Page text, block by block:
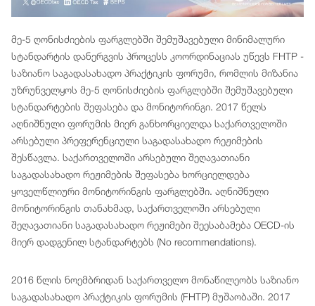
მე-5 ღონისძიების ფარგლებში შემუშავებული მინიმალური
სტანდარტის დანერგვის პროცესს კოორდინაციას უწევს FHTP -
საზიანო საგადასახადო პრაქტიკის ფორუმი, რომლის მიზანია
უზრუნველყოს მე-5 ღონისძიების ფარგლებში შემუშავებული
სტანდარტების შეფასება და მონიტორინგი. 2017 წელს
აღნიშნული ფორუმის მიერ განხორციელდა საქართველოში
არსებული პრეფერენციული საგადასახადო რეჟიმების
შესწავლა. საქართველოში არსებული შეღავათიანი
საგადასახადო რეჟიმების შეფასება ხორციელდება
ყოველწლიური მონიტორინგის ფარგლებში. აღნიშნული
მონიტორინგის თანახმად, საქართველოში არსებული
შეღავათიანი საგადასახადო რეჟიმები შეესაბამება OECD-ის
მიერ დადგენილ სტანდარტებს (No recommendations).
2016 წლის ნოემბრიდან საქართველო მონაწილეობს საზიანო
საგადასახადო პრაქტიკის ფორუმის (FHTP) მუშაობაში. 2017